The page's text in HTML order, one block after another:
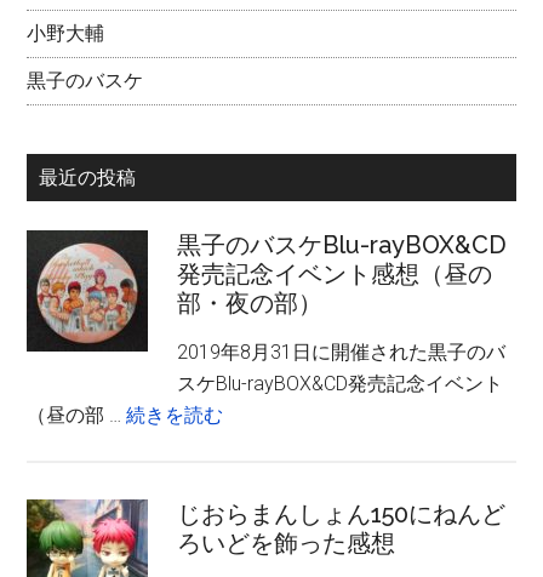
小野大輔
黒子のバスケ
最近の投稿
黒子のバスケBlu-rayBOX&CD
発売記念イベント感想（昼の
部・夜の部）
2019年8月31日に開催された黒子のバ
スケBlu-rayBOX&CD発売記念イベント
（昼の部 …続きを読む
の
バ
じおらまんしょん150にねんど
ろいどを飾った感想